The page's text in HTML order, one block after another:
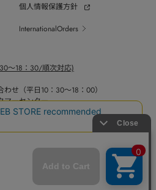
個人情報保護方針
InternationalOrders
～18：30/順次対応)
せ（平日10：30～18：00）
ーセンター
るお問い合せ（平日10：30～18：00）
ルセンター